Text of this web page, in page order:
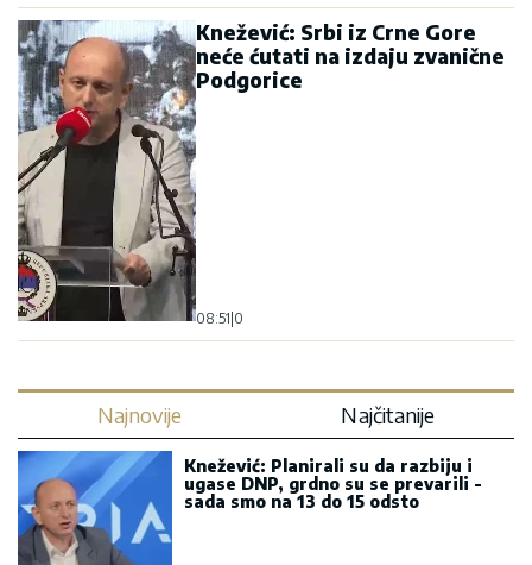
Knežević: Srbi iz Crne Gore
neće ćutati na izdaju zvanične
Podgorice
08:51 0
Najnovije Najčitanije
Knežević: Planirali su da razbiju i
ugase DNP, grdno su se prevarili -
sada smo na 13 do 15 odsto